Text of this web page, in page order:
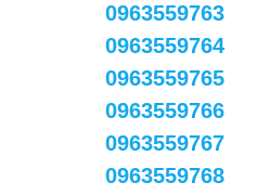
0963559763
0963559764
0963559765
0963559766
0963559767
0963559768